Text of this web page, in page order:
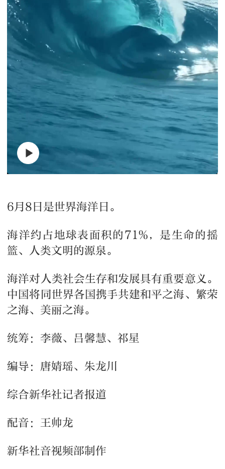
6月8日是世界海洋日。
海洋约占地球表面积的71%，是生命的摇
篮、人类文明的源泉。
海洋对人类社会生存和发展具有重要意义。
中国将同世界各国携手共建和平之海、繁荣
之海、美丽之海。
统筹：李薇、吕馨慧、祁星
编导：唐婧瑶、朱龙川
综合新华社记者报道
配音：王帅龙
新华社音视频部制作